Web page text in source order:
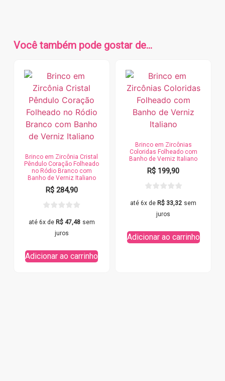
Você também pode gostar de…
Brinco em Zircônia Cristal
Pêndulo Coração Folheado
no Ródio Branco com
Banho de Verniz Italiano
R$284,90
até 6x de R$47,48 sem
juros
Adicionar ao carrinho
Brinco em Zircônias
Coloridas Folheado com
Banho de Verniz Italiano
R$ 199,90
até 6x de R$ 33,32 sem
juros
Adicionar ao carrinho